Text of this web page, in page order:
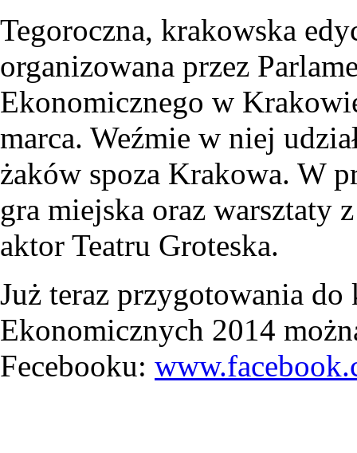
Tegoroczna, krakowska
organizowana przez
Ekonomicznego w
marca. Weźmie w niej
żaków spoza Krakowa. W
gra miejska oraz warsztaty
aktor Teatru Groteska.
Już teraz przygotowania
Ekonomicznych 2014
Fecebooku: